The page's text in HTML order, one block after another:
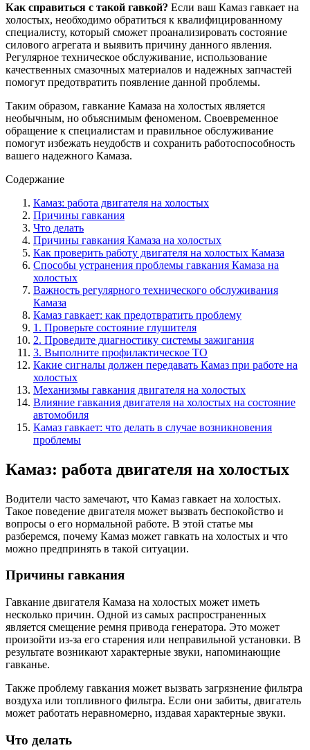
Как справиться с такой гавкой? Если ваш Камаз гавкает на
холостых, необходимо обратиться к квалифицированному
специалисту, который сможет проанализировать состояние
силового агрегата и выявить причину данного явления.
Регулярное техническое обслуживание, использование
качественных смазочных материалов и надежных запчастей
помогут предотвратить появление данной проблемы.
Таким образом, гавкание Камаза на холостых является
необычным, но объяснимым феноменом. Своевременное
обращение к специалистам и правильное обслуживание
помогут избежать неудобств и сохранить работоспособность
вашего надежного Камаза.
Содержание
Камаз: работа двигателя на холостых
Причины гавкания
Что делать
Причины гавкания Камаза на холостых
Как проверить работу двигателя на холостых Камаза
Способы устранения проблемы гавкания Камаза на
холостых
Важность регулярного технического обслуживания
Камаза
Камаз гавкает: как предотвратить проблему
1. Проверьте состояние глушителя
2. Проведите диагностику системы зажигания
3. Выполните профилактическое ТО
Какие сигналы должен передавать Камаз при работе на
холостых
Механизмы гавкания двигателя на холостых
Влияние гавкания двигателя на холостых на состояние
автомобиля
Камаз гавкает: что делать в случае возникновения
проблемы
Камаз: работа двигателя на холостых
Водители часто замечают, что Камаз гавкает на холостых.
Такое поведение двигателя может вызвать беспокойство и
вопросы о его нормальной работе. В этой статье мы
разберемся, почему Камаз может гавкать на холостых и что
можно предпринять в такой ситуации.
Причины гавкания
Гавкание двигателя Камаза на холостых может иметь
несколько причин. Одной из самых распространенных
является смещение ремня привода генератора. Это может
произойти из-за его старения или неправильной установки. В
результате возникают характерные звуки, напоминающие
гавканье.
Также проблему гавкания может вызвать загрязнение фильтра
воздуха или топливного фильтра. Если они забиты, двигатель
может работать неравномерно, издавая характерные звуки.
Что делать